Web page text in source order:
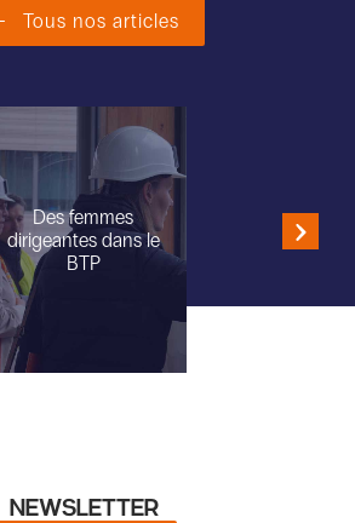
Tous nos articles
Des femmes
dirigeantes dans le
BTP
NEWSLETTER